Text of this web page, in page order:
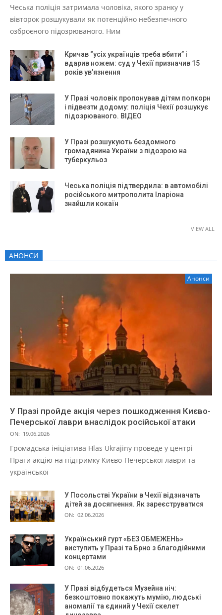
Чеська поліція затримала чоловіка, якого зранку у
вівторок розшукували як потенційно небезпечного
озброєного підозрюваного. Ним
Кричав “усіх українців треба вбити” і
вдарив ножем: суд у Чехії призначив 15
років ув’язнення
У Празі чоловік пропонував дітям попкорн
і підвезти додому: поліція Чехії розшукує
підозрюваного. ВІДЕО
У Празі розшукують бездомного
громадянина України з підозрою на
туберкульоз
Чеська поліція підтвердила: в автомобілі
російського митрополита Іларіона
знайшли кокаїн
VIEW ALL
АНОНСИ
Анонси
У Празі пройде акція через пошкодження Києво-
Печерської лаври внаслідок російської атаки
ON: 19.06.2026
Громадська ініціатива Hlas Ukrajiny проведе у центрі
Праги акцію на підтримку Києво-Печерської лаври та
української
У Посольстві України в Чехії відзначать
дітей за досягнення. Як зареєструватися
ON: 02.06.2026
Український гурт «БЕЗ ОБМЕЖЕНЬ»
виступить у Празі та Брно з благодійними
концертами
ON: 01.06.2026
У Празі відбудеться Музейна ніч:
безкоштовно покажуть мумію, людські
аномалії та єдиний у Чехії скелет